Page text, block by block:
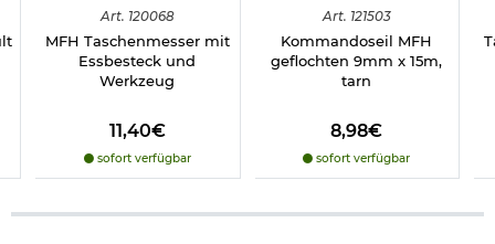
Art. 120068
MFH Taschenmesser mit
Essbesteck und
Werkzeug
11,40€
sofort verfügbar
Art. 121503
Kommandoseil MFH
geflochten 9mm x 15m,
tarn
8,98€
sofort verfügbar